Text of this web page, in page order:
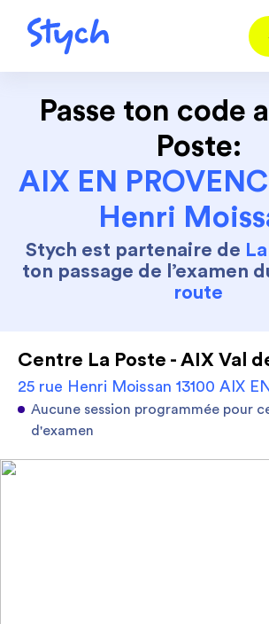
Passe ton code
Poste:
AIX EN
Henri
Stych est partenaire de
ton passage de l’examen
route
Centre La Poste - AIX Val
25 rue Henri Moissan 13100 AIX
Aucune session programmée pour
d'examen